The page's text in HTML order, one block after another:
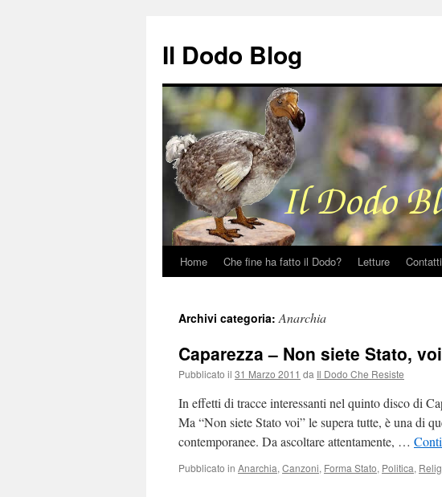
Il Dodo Blog
Vai
contenuto
Home Che fine ha fatto il Dodo? Letture Contatti
Archivi categoria:Anarchia
Caparezza – Non siete Stato, voi
Pubblicato il 31 Marzo 2011 da Il Dodo Che Resiste
In effetti di tracce interessanti nel quinto disco di
Ma “Non siete Stato voi” le supera tutte, è una di
contemporanee. Da ascoltare attentamente, …
Pubblicato in Anarchia, Canzoni, Forma Stato, Politica,